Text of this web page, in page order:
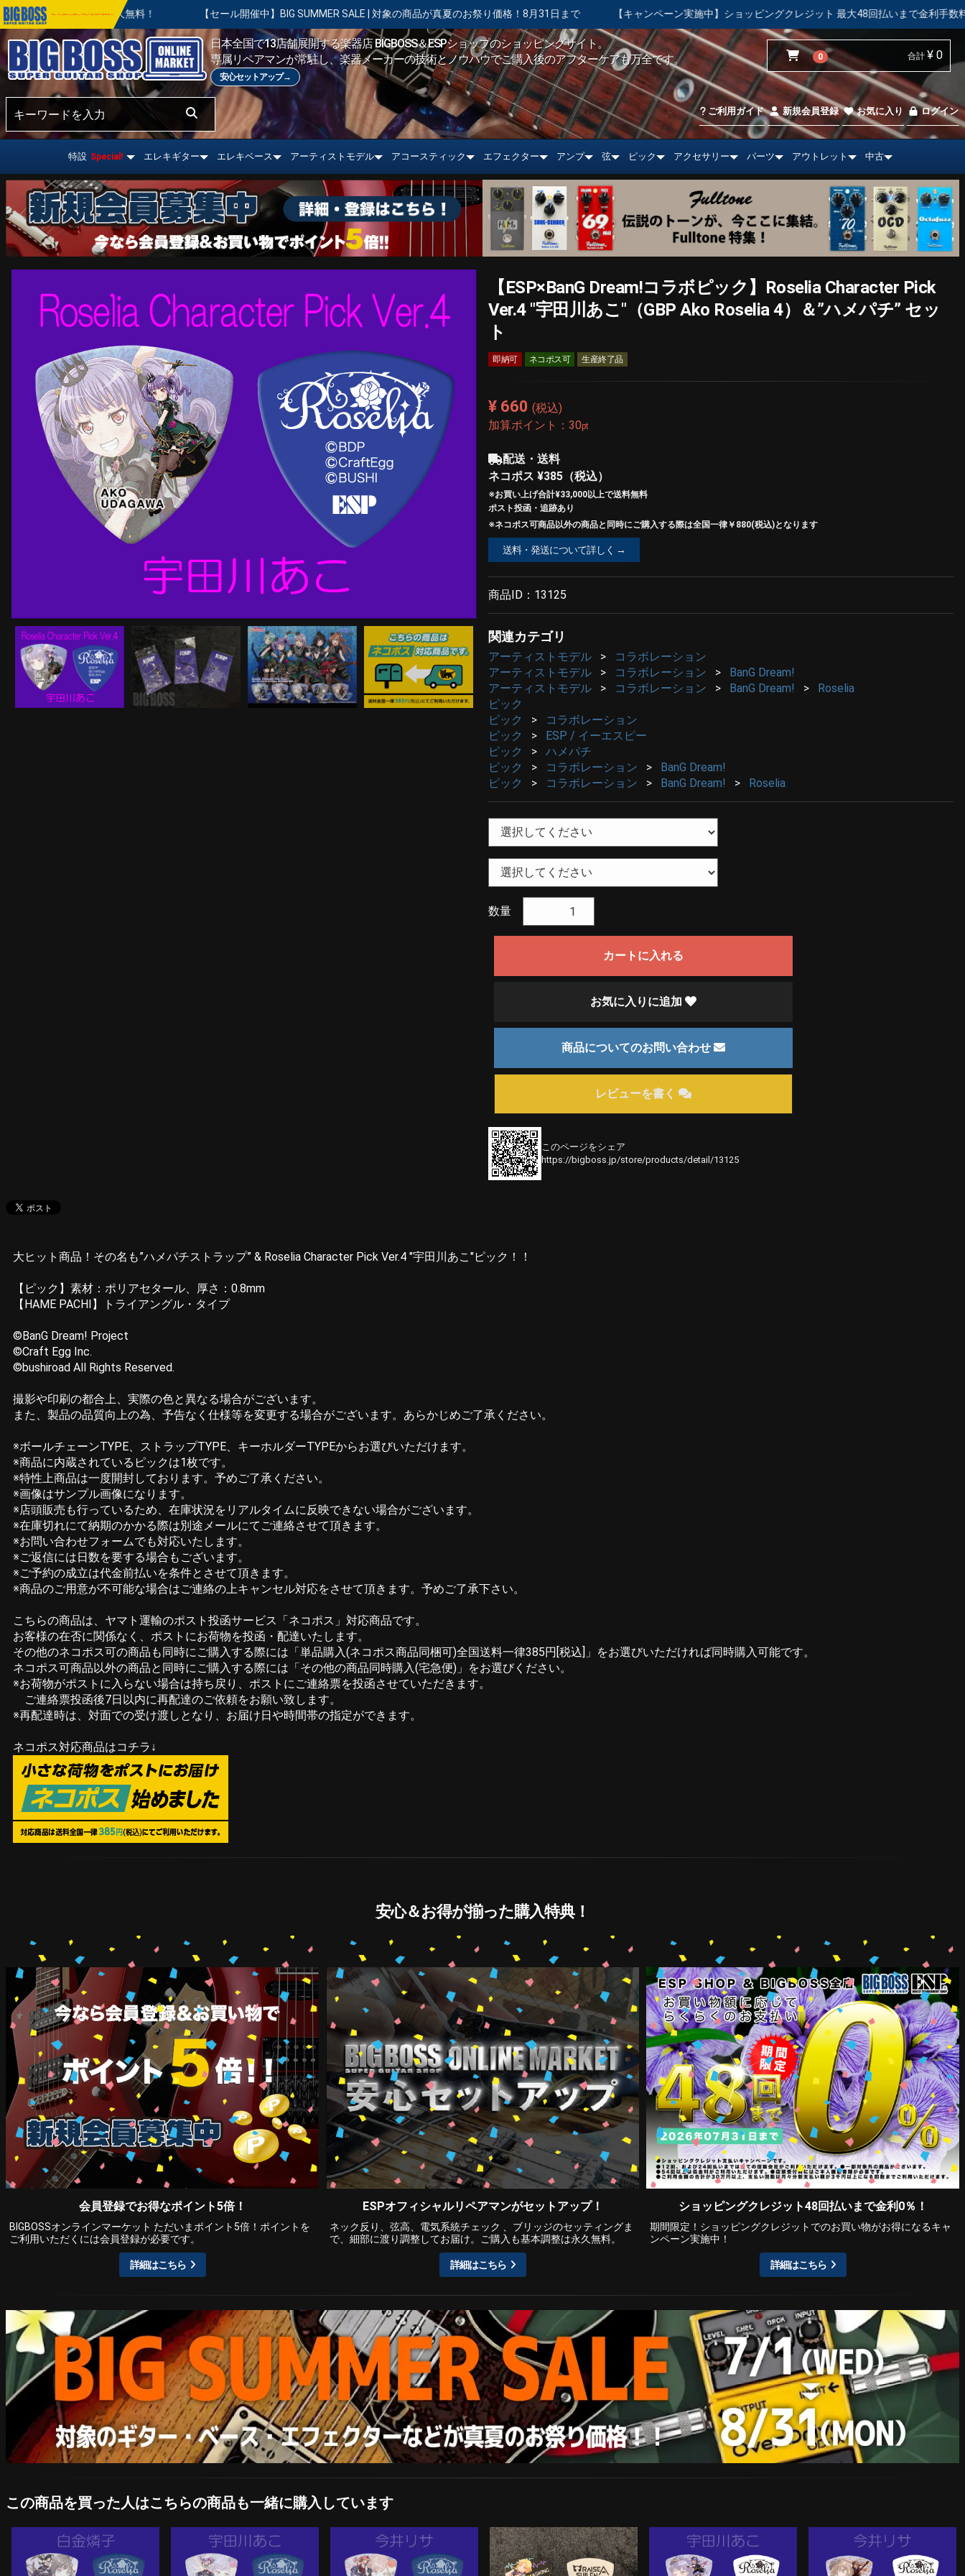
料！ 【セール開催中】BIG SUMMER SALE | 対象の商品が真夏のお祭り価格！8月31日まで 【キャンペーン実施中】ショッピングクレジット 最大48回払いまで金利手数料無料！ 【中古市場
おすすめ情報!
日本全国で13店舗展開する楽器店 BIGBOSS＆ESPショップのショッピングサイト。
専属リペアマンが常駐し、楽器メーカーの技術とノウハウでご購入後のアフターケアも万全です。
安心セットアップ→
0 合計 ¥ 0
ご利用ガイド 新規会員登録 お気に入り ログイン
特設 Special! エレキギター エレキベース アーティストモデル アコースティック エフェクター アンプ 弦 ピック アクセサリー パーツ アウトレット 中古
【ESP×BanG Dream!コラボピック】Roselia Character Pick
Ver.4 "宇田川あこ"（GBP Ako Roselia 4）＆”ハメパチ” セッ
ト
即納可 ネコポス可 生産終了品
¥ 660 (税込)
加算ポイント： 30pt
配送・送料
ネコポス ¥385 （税込）
※お買い上げ合計¥33,000以上で送料無料
ポスト投函・追跡あり
※ネコポス可商品以外の商品と同時にご購入する際は全国一律￥880(税込)となります
送料・発送について詳しく →
商品ID： 13125
関連カテゴリ
アーティストモデル
コラボレーション
アーティストモデル
コラボレーション
BanG Dream!
アーティストモデル
コラボレーション BanG Dream!
Roselia
ピック
ピック
コラボレーション
ピック
ESP / イーエスピー
ピック
ハメパチ
ピック
コラボレーション
BanG Dream!
ピック
コラボレーション BanG Dream! Roselia
数量
カートに入れる
お気に入りに追加
商品についてのお問い合わせ
レビューを書く
このページをシェア
https://bigboss.jp/store/products/detail/13125
大ヒット商品！その名も”ハメパチストラップ” & Roselia Character Pick Ver.4 "宇田川あこ"ピック！！
【ピック】素材：ポリアセタール、厚さ：0.8mm
【HAME PACHI】トライアングル・タイプ
©BanG Dream! Project
©Craft Egg Inc.
©bushiroad All Rights Reserved.
撮影や印刷の都合上、実際の色と異なる場合がございます。
また、製品の品質向上の為、予告なく仕様等を変更する場合がございます。あらかじめご了承ください。
※ボールチェーンTYPE、ストラップTYPE、キーホルダーTYPEからお選びいただけます。
※商品に内蔵されているピックは1枚です。
※特性上商品は一度開封しております。予めご了承ください。
※画像はサンプル画像になります。
※店頭販売も行っているため、在庫状況をリアルタイムに反映できない場合がございます。
※在庫切れにて納期のかかる際は別途メールにてご連絡させて頂きます。
※お問い合わせフォームでも対応いたします。
※ご返信には日数を要する場合もございます。
※ご予約の成立は代金前払いを条件とさせて頂きます。
※商品のご用意が不可能な場合はご連絡の上キャンセル対応をさせて頂きます。予めご了承下さい。
こちらの商品は、ヤマト運輸のポスト投函サービス「ネコポス」対応商品です。
お客様の在否に関係なく、ポストにお荷物を投函・配達いたします。
その他のネコポス可の商品も同時にご購入する際には「単品購入(ネコポス商品同梱可)全国送料一律385円[税込]」をお選びいただければ同時購入可能です。
ネコポス可商品以外の商品と同時にご購入する際には「その他の商品同時購入(宅急便)」をお選びください。
※お荷物がポストに入らない場合は持ち戻り、ポストにご連絡票を投函させていただきます。
ご連絡票投函後7日以内に再配達のご依頼をお願い致します。
※再配達時は、対面での受け渡しとなり、お届け日や時間帯の指定ができます。
ネコポス対応商品はコチラ↓
安心＆お得が揃った購入特典！
会員登録でお得なポイント5倍！
BIGBOSSオンラインマーケット ただいまポイント5倍！ポイントを
ご利用いただくには会員登録が必要です。
詳細はこちら
ESPオフィシャルリペアマンがセットアップ！
ネック反り、弦高、電気系統チェック 、ブリッジのセッティングま
で、細部に渡り調整してお届け。ご購入も基本調整は永久無料。
詳細はこちら
ショッピングクレジット48回払いまで金利0％！
期間限定！ショッピングクレジットでのお買い物がお得になるキャ
ンペーン実施中！
詳細はこちら
この商品を買った人はこちらの商品も一緒に購入しています